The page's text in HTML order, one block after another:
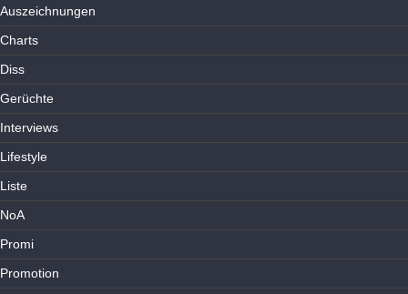
Auszeichnungen
Charts
Diss
Gerüchte
Interviews
Lifestyle
Liste
NoA
Promi
Promotion